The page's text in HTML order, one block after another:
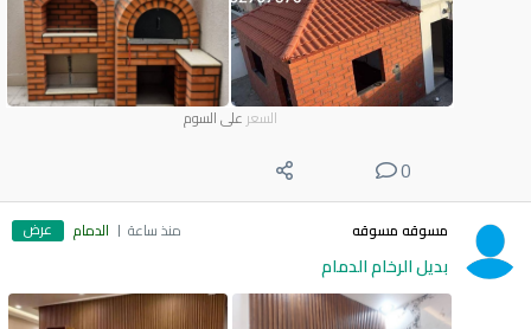
السعر على السوم
0
مسوقه مسوقه منذ ساعة الدمام عرض
بديل الرخام الدمام